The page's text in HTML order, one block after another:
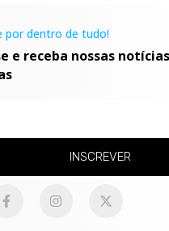
por dentro de tudo!
e receba nossas
INSCREVER